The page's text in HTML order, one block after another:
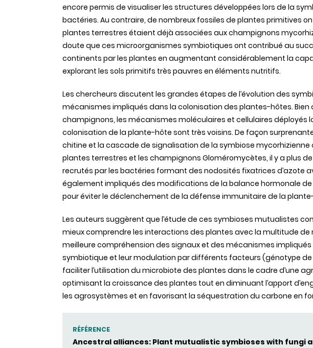
encore permis de visualiser les structures développées lors de la
bactéries. Au contraire, de nombreux fossiles de plantes primitives
plantes terrestres étaient déjà associées aux champignons
doute que ces microorganismes symbiotiques ont contribué au
continents par les plantes en augmentant considérablement la
explorant les sols primitifs très pauvres en éléments nutritifs.
Les chercheurs discutent les grandes étapes de l’évolution des
mécanismes impliqués dans la colonisation des plantes-hôtes. Bien
champignons, les mécanismes moléculaires et cellulaires déployés
colonisation de la plante-hôte sont très voisins. De façon
chitine et la cascade de signalisation de la symbiose
plantes terrestres et les champignons Gloméromycètes, il y a plus
recrutés par les bactéries formant des nodosités fixatrices d’azote
également impliqués des modifications de la balance hormonale
pour éviter le déclenchement de la défense immunitaire de la
Les auteurs suggèrent que l’étude de ces symbioses mutualistes
mieux comprendre les interactions des plantes avec la multitude de
meilleure compréhension des signaux et des mécanismes
symbiotique et leur modulation par différents facteurs (génotype
faciliter l’utilisation du microbiote des plantes dans le cadre d’une
optimisant la croissance des plantes tout en diminuant l’apport
les agrosystèmes et en favorisant la séquestration du carbone en
RÉFÉRENCE
Ancestral alliances: Plant mutualistic symbioses with fungi